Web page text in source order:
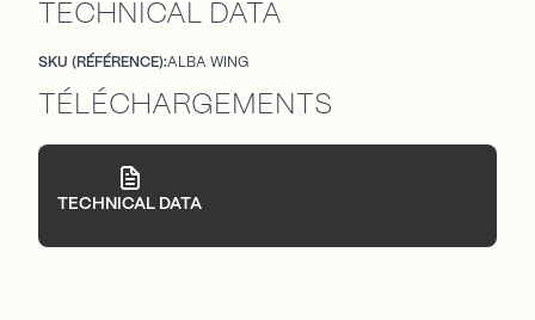
TECHNICAL DATA
SKU (RÉFÉRENCE):ALBA WING
TÉLÉCHARGEMENTS
TECHNICAL DATA